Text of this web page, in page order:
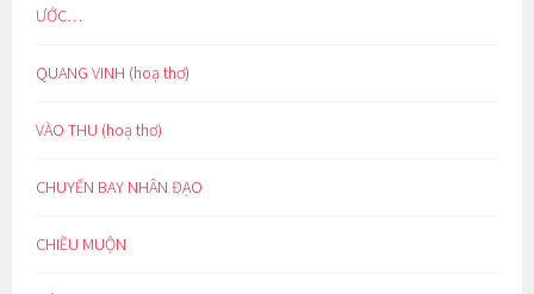
ƯỚC…
QUANG VINH (hoạ thơ)
VÀO THU (hoạ thơ)
CHUYẾN BAY NHÂN ĐẠO
CHIỀU MUỘN